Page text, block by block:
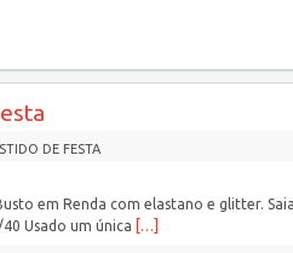
DE FESTA
em Renda com elastano e glitter.
Usado um única […]